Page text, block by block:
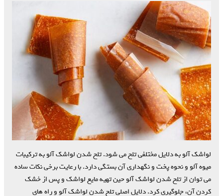
لواشک آلو به دلایل مختلفی تلخ می شود. تلخ شدن لواشک آلو به ترکیبات
میوه آلو و نحوه پخت و نگهداری آن بستگی دارد. با رعایت برخی نکات ساده
می توان از تلخ شدن لواشک آلو حین تهیه مایع لواشک و پس از خشک
کردن آن، جلوگیری کرد. دلایل اصلی تلخ شدن لواشک آلو و راه های